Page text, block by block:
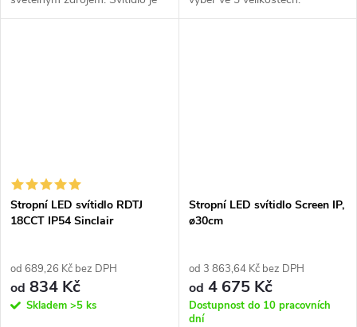
vhodné pro osvětlení terasy,
Stropní LED svítidlo RDTJ
18CCT IP54 Sinclair
od 689,26 Kč bez DPH
od 834 Kč
Skladem >5 ks
Stropní LED svítidlo Screen IP,
ø30cm
od 3 863,64 Kč bez DPH
od 4 675 Kč
Dostupnost do 10 pracovních
dní